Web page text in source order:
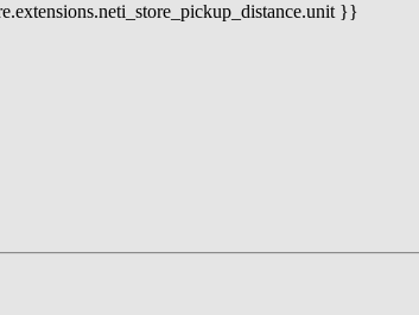
}}